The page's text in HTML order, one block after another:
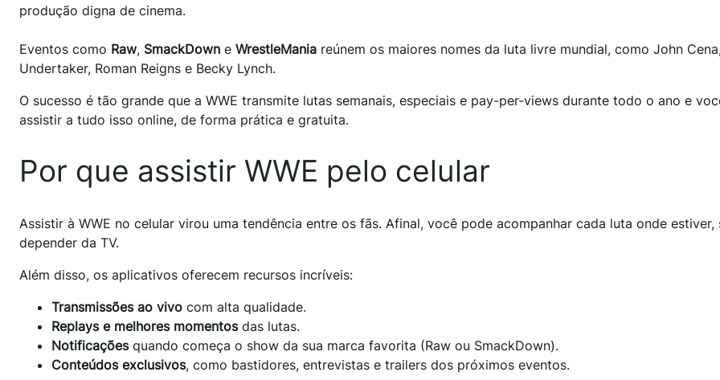
produção digna de cinema.
Eventos como Raw, SmackDown e WrestleMania reúnem os maiores nomes da luta livre mundial, como John
Undertaker, Roman Reigns e Becky Lynch.
O sucesso é tão grande que a WWE transmite lutas semanais, especiais e pay-per-views durante todo o ano e
assistir a tudo isso online, de forma prática e gratuita.
Por que assistir WWE pelo celular
Assistir à WWE no celular virou uma tendência entre os fãs. Afinal, você pode acompanhar cada luta onde estiver,
depender da TV.
Além disso, os aplicativos oferecem recursos incríveis:
Transmissões ao vivo com alta qualidade.
Replays e melhores momentosdas lutas.
Notificaçõesquando começa o show da sua marca favorita (Raw ou SmackDown).
Conteúdos exclusivos, como bastidores, entrevistas e trailers dos próximos eventos.